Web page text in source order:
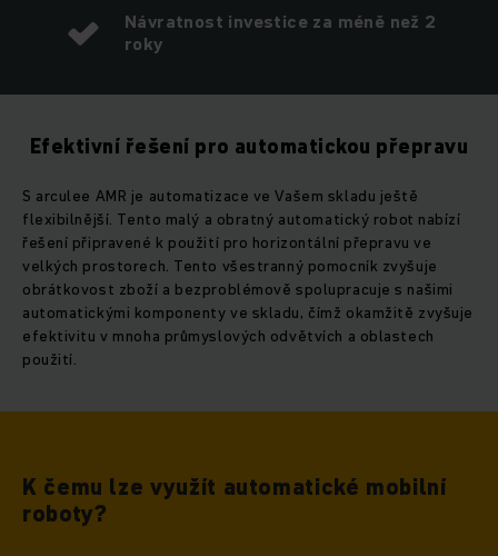
Návratnost investice za méně než 2
roky
Efektivní řešení pro automatickou přepravu
S arculee AMR je automatizace ve Vašem skladu ještě
flexibilnější. Tento malý a obratný automatický robot nabízí
řešení připravené k použití pro horizontální přepravu ve
velkých prostorech. Tento všestranný pomocník zvyšuje
obrátkovost zboží a bezproblémově spolupracuje s našimi
automatickými komponenty ve skladu, čímž okamžitě zvyšuje
efektivitu v mnoha průmyslových odvětvích a oblastech
použití.
K čemu lze využít automatické mobilní
roboty?